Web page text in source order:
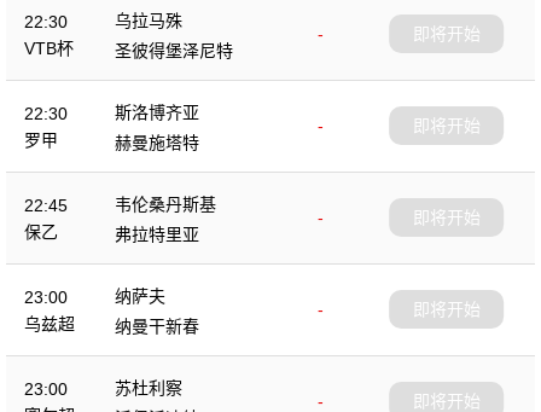
22:30
VTB杯
乌拉马殊
-
圣彼得堡泽尼特
即将开始
22:30
罗甲
斯洛博齐亚
-
赫曼施塔特
即将开始
22:45
保乙
韦伦桑丹斯基
-
弗拉特里亚
即将开始
23:00
乌兹超
纳萨夫
-
纳曼干新春
即将开始
23:00
苏杜利察
-
即将开始